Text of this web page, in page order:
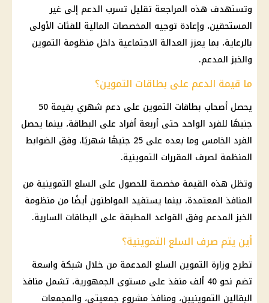
وتستهدف هذه المراجعة تقليل تسرب الدعم إلى غير
المستحقين، وإعادة توجيه المخصصات المالية للفئات الأولى
بالرعاية، بما يعزز العدالة الاجتماعية داخل منظومة التموين
والخبز المدعم.
ما قيمة الدعم على بطاقات التموين؟
يحصل أصحاب بطاقات التموين على دعم شهري بقيمة 50
جنيهًا للفرد الواحد حتى أربعة أفراد على البطاقة، بينما يحصل
الفرد الخامس وما بعده على 25 جنيهًا شهريًا، وفق الضوابط
المنظمة لصرف المقررات التموينية.
وتظل هذه القيمة مخصصة للحصول على السلع التموينية من
المنافذ المعتمدة، بينما يستفيد المواطنون أيضًا من منظومة
الخبز المدعم وفق القواعد المطبقة على البطاقات السارية.
أين يتم صرف السلع التموينية؟
تطرح وزارة التموين السلع المدعمة من خلال شبكة واسعة
تضم نحو 40 ألف منفذ على مستوى الجمهورية، تشمل منافذ
البقالين التموينيين، ومنافذ مشروع جمعيتي، والمجمعات